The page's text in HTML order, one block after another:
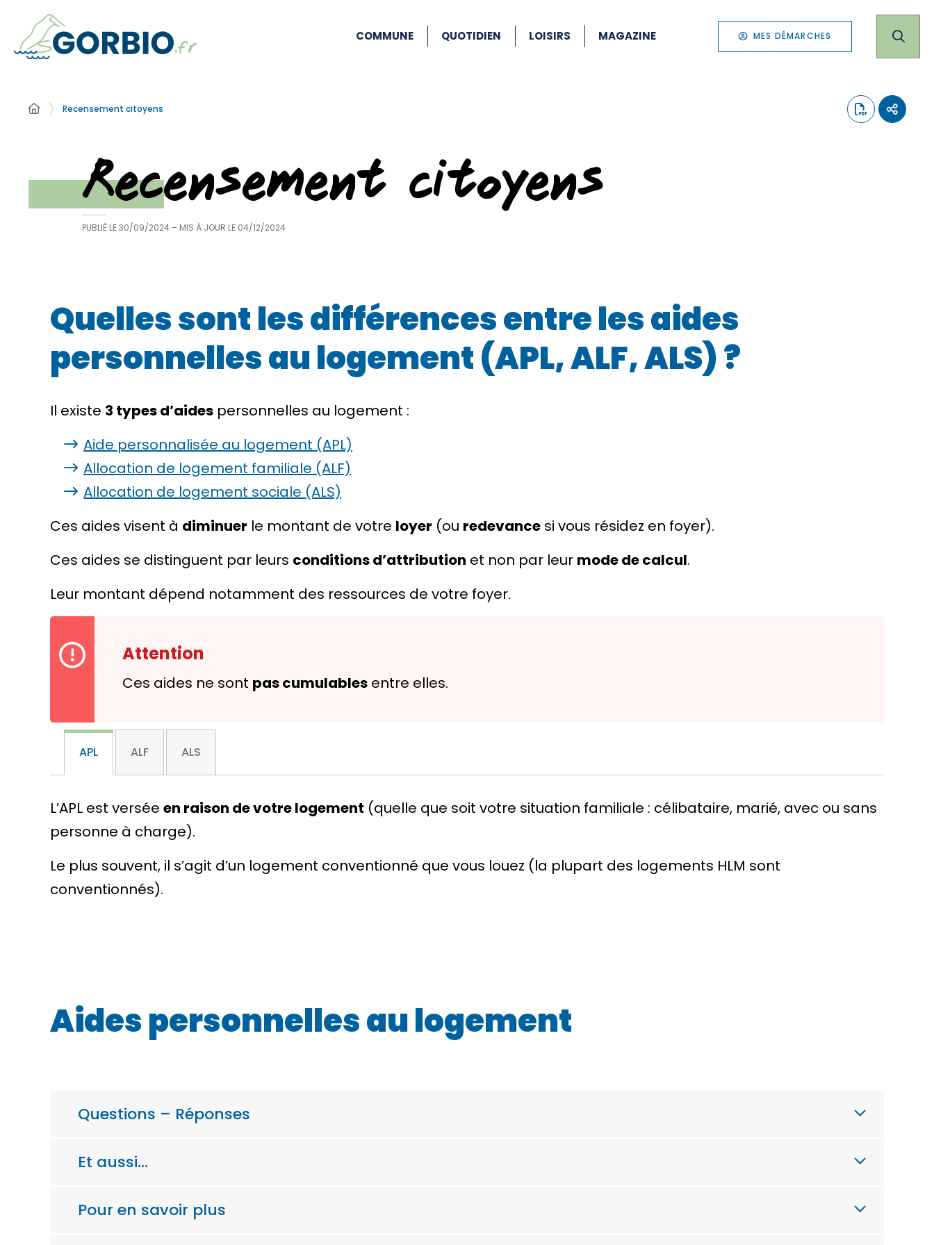
COMMUNE QUOTIDIEN LOISIRS MAGAZINE MES DÉMARCHES
Recensement citoyens
Recensement citoyens
PUBLIÉ LE30/09/2024 – MIS À JOUR LE 04/12/2024
Quelles sont les différences entre les aides
personnelles au logement (APL, ALF, ALS) ?
Il existe 3 types d’aides personnelles au logement :
Aide personnalisée au logement (APL)
Allocation de logement familiale (ALF)
Allocation de logement sociale (ALS)
Ces aides visent à diminuer le montant de votre loyer (ou redevance si vous résidez en foyer).
Ces aides se distinguent par leurs conditions d’attribution et non par leur mode de calcul.
Leur montant dépend notamment des ressources de votre foyer.
Attention
Ces aides ne sont pas cumulables entre elles.
APL ALF ALS
L’APL est versée en raison de votre logement (quelle que soit votre situation familiale : célibataire, marié, avec ou sans
personne à charge).
Le plus souvent, il s’agit d’un logement conventionné que vous louez (la plupart des logements HLM sont
conventionnés).
Aides personnelles au logement
Questions – Réponses
Et aussi…
Pour en savoir plus